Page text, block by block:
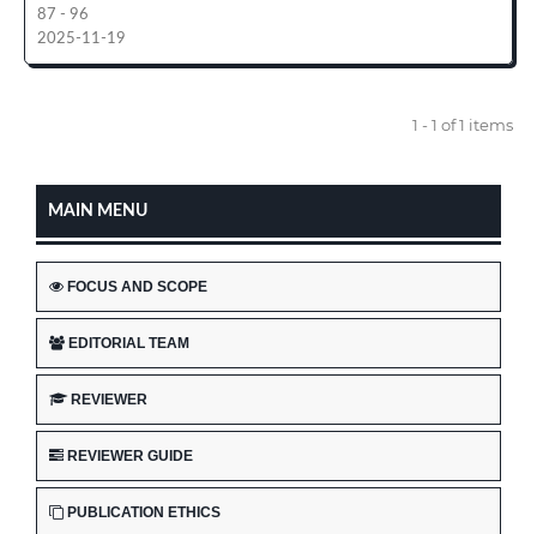
87 - 96
2025-11-19
1 - 1 of 1 items
MAIN MENU
FOCUS AND SCOPE
EDITORIAL TEAM
REVIEWER
REVIEWER GUIDE
PUBLICATION ETHICS